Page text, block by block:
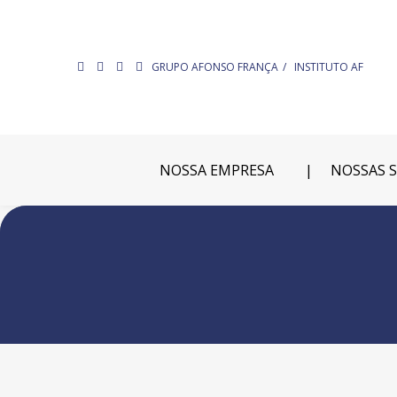
GRUPO AFONSO FRANÇA INSTITUTO AF
NOSSA EMPRESA NOSSAS